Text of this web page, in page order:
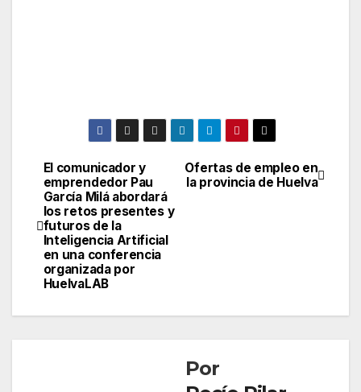
Navegación
de
entradas
Ofertas de empleo en
la provincia de Huelva
El comunicador y
emprendedor Pau
García Milá abordará
los retos presentes y
futuros de la
Inteligencia Artificial
en una conferencia
organizada por
HuelvaLAB
Por